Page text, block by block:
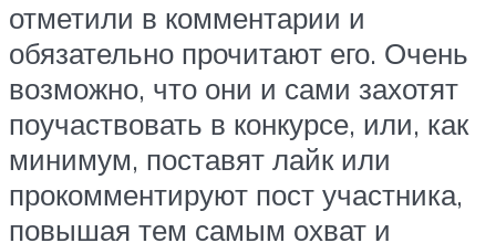
отметили в комментарии и
обязательно прочитают его. Очень
возможно, что они и сами захотят
поучаствовать в конкурсе, или, как
минимум, поставят лайк или
прокомментируют пост участника,
повышая тем самым охват и